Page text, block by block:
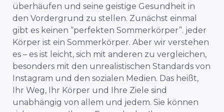
überhäufen und seine geistige Gesundheit in
den Vordergrund zu stellen. Zunächst einmal
gibt es keinen “perfekten Sommerkörper”. jeder
Körper ist ein Sommerkörper. Aber wir verstehen
es – es ist leicht, sich mit anderen zu vergleichen,
besonders mit den unrealistischen Standards von
Instagram und den sozialen Medien. Das heißt,
Ihr Weg, Ihr Körper und Ihre Ziele sind
unabhängig von allem und jedem. Sie können